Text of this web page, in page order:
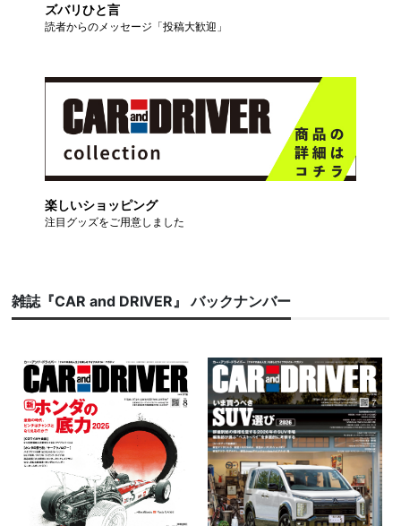
ズバリひと言
読者からのメッセージ「投稿大歓迎」
楽しいショッピング
注目グッズをご用意しました
雑誌『CAR and DRIVER』 バックナンバー